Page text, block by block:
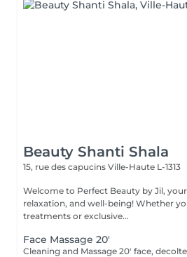
Beauty Shanti Shala
15, rue des capucins Ville-Haute L-1313
Welcome to Perfect Beauty by Jil,
relaxation, and well-being! Whether you're looking for classic
treatments or exclusive...
Face Massage 20'
Cleaning and Massage 20' face,